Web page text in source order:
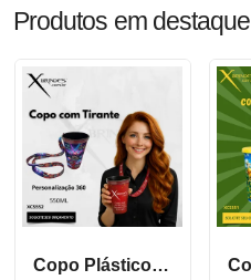
Produtos em destaque
Copo Plástico de 550 ML com Tirante Personalizado XCS552